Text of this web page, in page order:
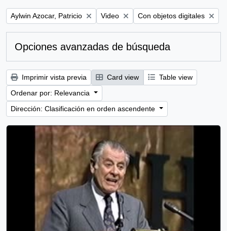
Remove filter:
Aylwin Azocar, Patricio Remove filter:
Video Remove filter:
Con objetos digitales
Opciones avanzadas de búsqueda
Imprimir vista previa Card view
Table view
Ordenar por: Relevancia
Dirección: Clasificación en orden ascendente